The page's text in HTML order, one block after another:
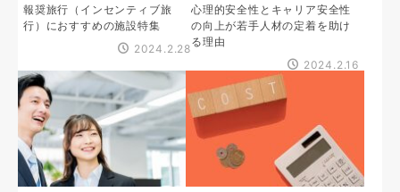
報奨旅行（インセンティブ旅
行）におすすめの施設特集
2024.2.28
心理的安全性とキャリア安全性
の向上が若手人材の定着を助け
る理由
2024.2.16